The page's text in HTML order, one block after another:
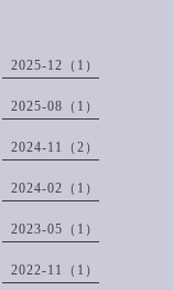
2025-12（1）
2025-08（1）
2024-11（2）
2024-02（1）
2023-05（1）
2022-11（1）